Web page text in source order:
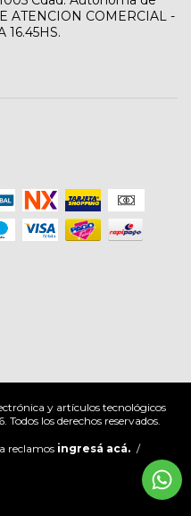
ATENCION COMERCIAL -
16.45HS.
y artículos tecnológicos
los derechos reservados.
reclamos ingresá acá. /